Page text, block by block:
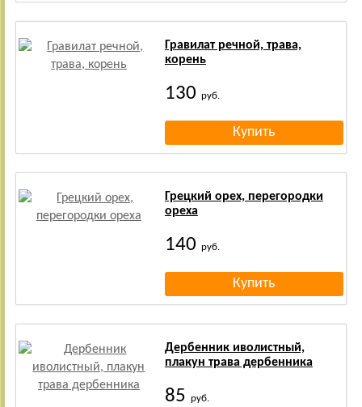
Гравилат речной, трава,
корень
130 руб.
Грецкий орех, перегородки
ореха
140 руб.
Дербенник иволистный,
плакун трава дербенника
85 руб.